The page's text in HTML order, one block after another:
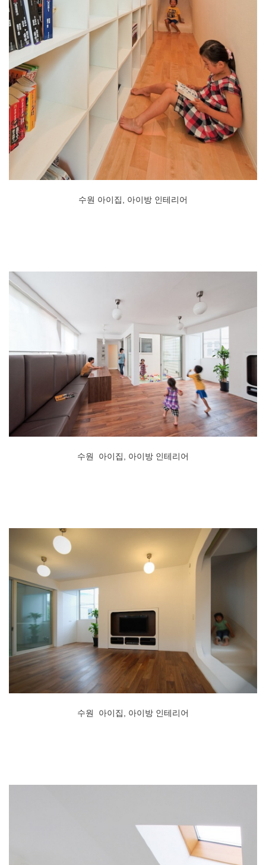
수원 아이집, 아이방 인테리어
수원 아이집, 아이방 인테리어
수원 아이집, 아이방 인테리어